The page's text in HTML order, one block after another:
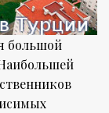
большой